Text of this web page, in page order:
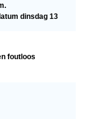
dinsdag 13
foutloos